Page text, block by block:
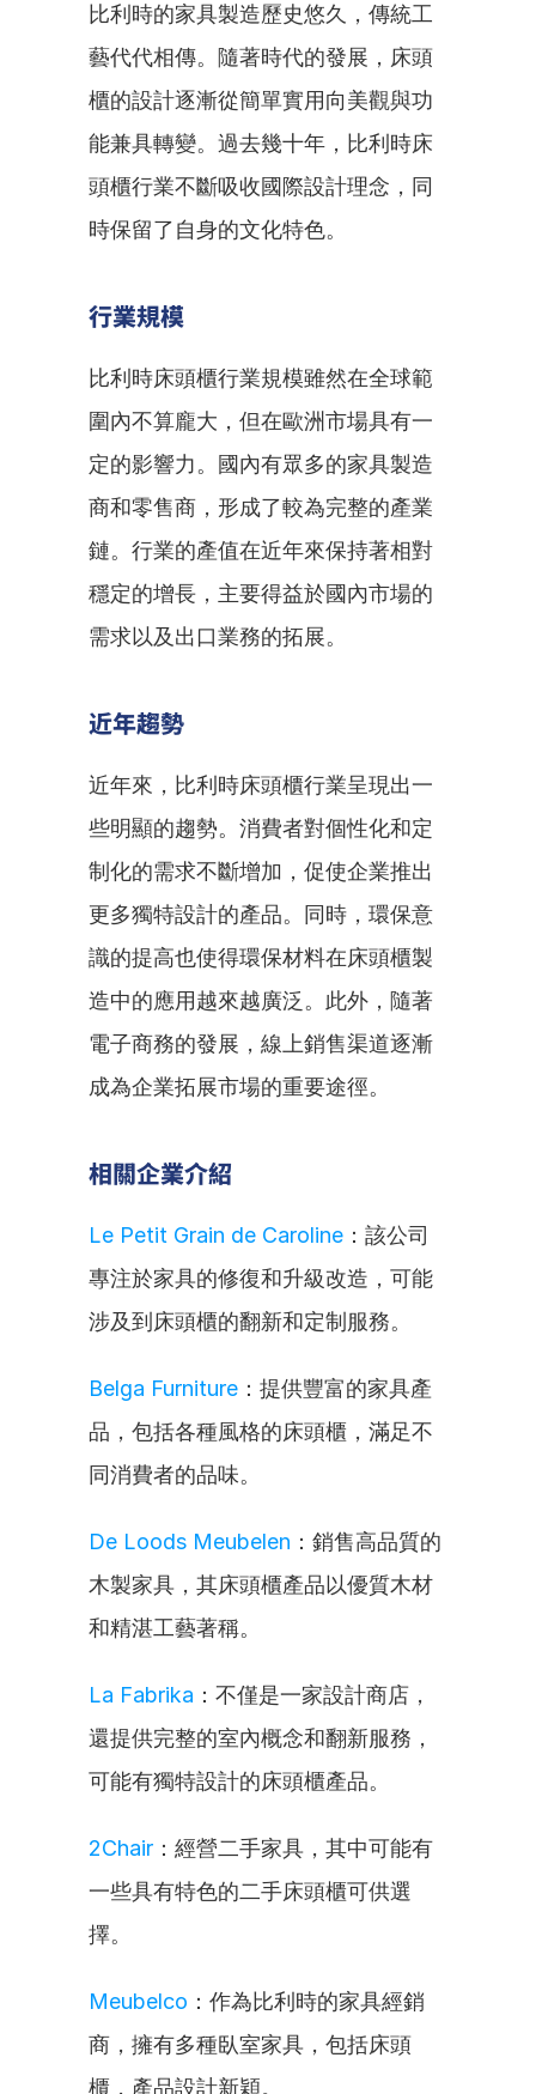
比利時的家具製造歷史悠久，傳統工
藝代代相傳。隨著時代的發展，床頭
櫃的設計逐漸從簡單實用向美觀與功
能兼具轉變。過去幾十年，比利時床
頭櫃行業不斷吸收國際設計理念，同
時保留了自身的文化特色。
行業規模
比利時床頭櫃行業規模雖然在全球範
圍內不算龐大，但在歐洲市場具有一
定的影響力。國內有眾多的家具製造
商和零售商，形成了較為完整的產業
鏈。行業的產值在近年來保持著相對
穩定的增長，主要得益於國內市場的
需求以及出口業務的拓展。
近年趨勢
近年來，比利時床頭櫃行業呈現出一
些明顯的趨勢。消費者對個性化和定
制化的需求不斷增加，促使企業推出
更多獨特設計的產品。同時，環保意
識的提高也使得環保材料在床頭櫃製
造中的應用越來越廣泛。此外，隨著
電子商務的發展，線上銷售渠道逐漸
成為企業拓展市場的重要途徑。
相關企業介紹
Le Petit Grain de Caroline ：該公司
專注於家具的修復和升級改造，可能
涉及到床頭櫃的翻新和定制服務。
Belga Furniture ：提供豐富的家具產
品，包括各種風格的床頭櫃，滿足不
同消費者的品味。
De Loods Meubelen ：銷售高品質的
木製家具，其床頭櫃產品以優質木材
和精湛工藝著稱。
La Fabrika ：不僅是一家設計商店，
還提供完整的室內概念和翻新服務，
可能有獨特設計的床頭櫃產品。
2Chair ：經營二手家具，其中可能有
一些具有特色的二手床頭櫃可供選
擇。
Meubelco ：作為比利時的家具經銷
商，擁有多種臥室家具，包括床頭
櫃，產品設計新穎。